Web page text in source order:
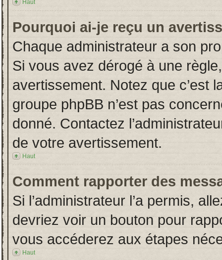
Haut
Pourquoi ai-je reçu un
Chaque administrateur a son
Si vous avez dérogé à une
avertissement. Notez que c’est
groupe phpBB n’est pas
donné. Contactez
de votre avertissement.
Haut
Comment rapporter des
Si l’administrateur l’a permis,
devriez voir un bouton pour
vous accéderez aux étapes
Haut